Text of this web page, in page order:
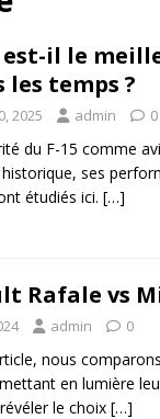
est-il le
les temps ?
2025 admin 0
du F-15 comme
ses
étudiés ici. […]
Rafale vs
admin 0
nous
en lumière
le choix […]